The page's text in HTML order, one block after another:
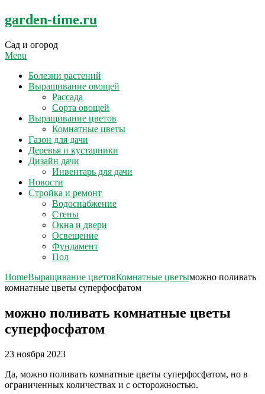
Skip
to
garden-time.ru
Сад и огород
Menu
Болезни растений
Выращивание овощей
Рассада
Сорта овощей
Выращивание цветов
Комнатные цветы
Газон для дачи
Деревья и кустарники
Дизайн дачи
Инвентарь для дачи
Новости
Стройка и ремонт
Водоснабжение
Стены
Окна и двери
Освещение
Фундамент
Пол
HomeВыращивание цветовКомнатные цветыможно поливать
комнатные цветы суперфосфатом
можно поливать комнатные цветы
суперфосфатом
23 ноября 2023
Да, можно поливать комнатные цветы суперфосфатом, но в
ограниченных количествах и с осторожностью.